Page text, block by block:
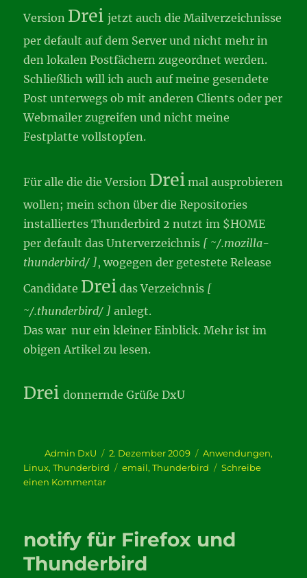
Version Dreijetzt auch die Mailverzeichnisse
per default auf dem Server und nicht mehr in
den lokalen Postfächern zugeordnet werden.
Schließlich will ich auch auf meine gesendete
Post unterwegs ob mit anderen Clients oder per
Webmailer zugreifen und nicht meine
Festplatte vollstopfen.
Für alle die die Version Drei mal ausprobieren
wollen; mein schon über die Repositories
installiertes Thunderbird 2 nutzt im $HOME
per default das Unterverzeichnis [ ~/.mozilla-
thunderbird/ ], wogegen der getestete Release
Candidate Drei das Verzeichnis [
~/.thunderbird/ ] anlegt.
Das war nur ein kleiner Einblick. Mehr ist im
obigen Artikel zu lesen.
Dreidonnernde Grüße DxU
Autor
Admin DxU
Veröffentlicht
am
2. Dezember 2009 Kategorien
Anwendungen,
Linux,Thunderbird Schlagwörter
email,Thunderbird
Schreibe
einen Kommentarzu
notify für Firefox und
Thunderbird